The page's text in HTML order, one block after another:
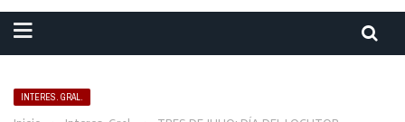
INTERES. GRAL.